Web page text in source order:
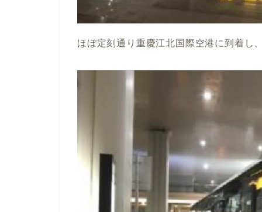
ほぼ定刻通り重慶江北国際空港に到着し